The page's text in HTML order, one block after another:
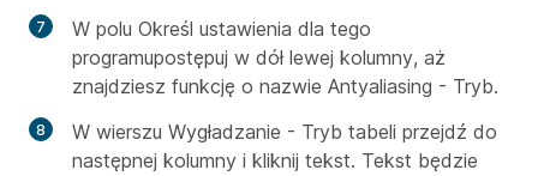
W polu Określ ustawienia dla tego
programupostępuj w dół lewej kolumny, aż
znajdziesz funkcję o nazwie Antyaliasing - Tryb.
W wierszu Wygładzanie - Tryb tabeli przejdź do
następnej kolumny i kliknij tekst. Tekst będzie